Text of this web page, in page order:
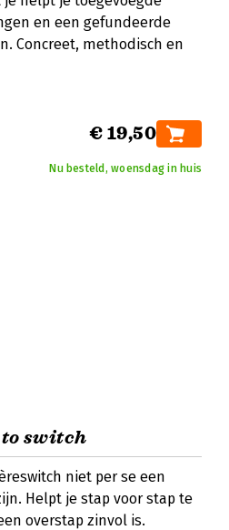
en een gefundeerde
Concreet, methodisch en
€ 19,50
Nu besteld, woensdag in huis
switch
niet per se een
Helpt je stap voor stap te
overstap zinvol is.